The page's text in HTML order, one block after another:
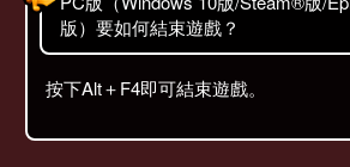
版）要如何結束遊戲？
按下Alt＋F4即可結束遊戲。